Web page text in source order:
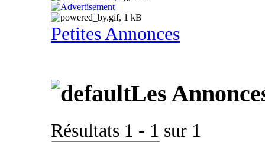
Petites Annonces
Les
Résultats 1 - 1 sur 1